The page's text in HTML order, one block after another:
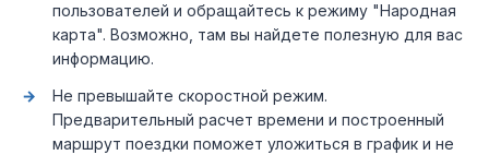
пользователей и обращайтесь к режиму "Народная
карта". Возможно, там вы найдете полезную для вас
информацию.
Не превышайте скоростной режим.
Предварительный расчет времени и построенный
маршрут поездки поможет уложиться в график и не